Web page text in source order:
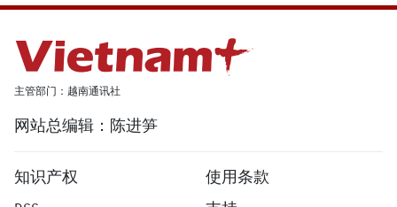
主管部门：越南通讯社
网站总编辑：陈进笋
知识产权
使用条款